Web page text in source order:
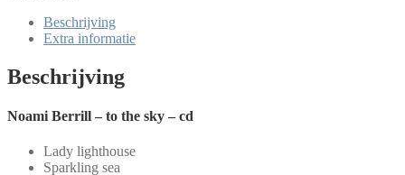
Beschrijving
Extra informatie
Beschrijving
Noami Berrill – to the sky – cd
Lady lighthouse
Sparkling sea